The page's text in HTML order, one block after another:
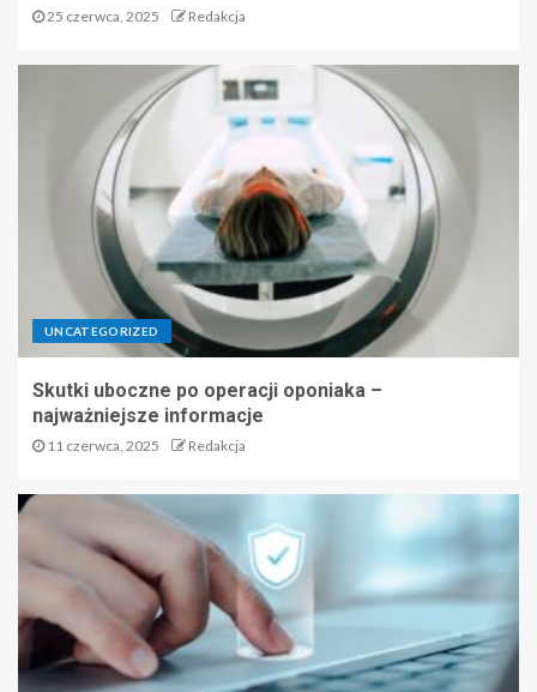
25 czerwca, 2025 Redakcja
UNCATEGORIZED
Skutki uboczne po operacji oponiaka –
najważniejsze informacje
11 czerwca, 2025 Redakcja